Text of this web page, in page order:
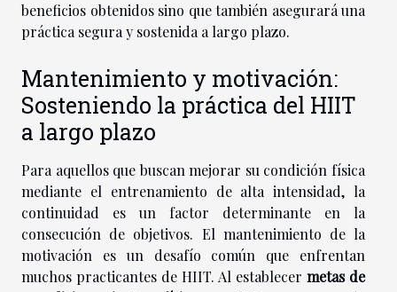
beneficios obtenidos sino que también asegurará una
práctica segura y sostenida a largo plazo.
Mantenimiento y motivación:
Sosteniendo la práctica del HIIT
a largo plazo
Para aquellos que buscan mejorar su condición física
mediante el entrenamiento de alta intensidad, la
continuidad es un factor determinante en la
consecución de objetivos. El mantenimiento de la
motivación es un desafío común que enfrentan
muchos practicantes de HIIT. Al establecer metas de